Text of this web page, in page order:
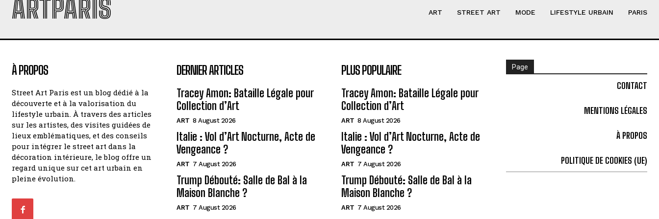
ARTPARIS ART STREET ART MODE LIFESTYLE URBAIN PARIS
À PROPOS
Street Art Paris est un blog dédié à la
découverte et à la valorisation du
lifestyle urbain. À travers des articles
sur les artistes, des visites guidées de
lieux emblématiques, et des conseils
pour intégrer le street art dans la
décoration intérieure, le blog offre un
regard unique sur cet art urbain en
pleine évolution.
DERNIER ARTICLES
Tracey Amon: Bataille Légale pour
Collection d’Art
ART 8 August 2026
Italie : Vol d’Art Nocturne, Acte de
Vengeance ?
ART 7 August 2026
Trump Débouté: Salle de Bal à la
Maison Blanche ?
ART 7 August 2026
PLUS POPULAIRE
Tracey Amon: Bataille Légale pour
Collection d’Art
ART 8 August 2026
Italie : Vol d’Art Nocturne, Acte de
Vengeance ?
ART 7 August 2026
Trump Débouté: Salle de Bal à la
Maison Blanche ?
ART 7 August 2026
Page
CONTACT
MENTIONS LÉGALES
À PROPOS
POLITIQUE DE COOKIES (UE)